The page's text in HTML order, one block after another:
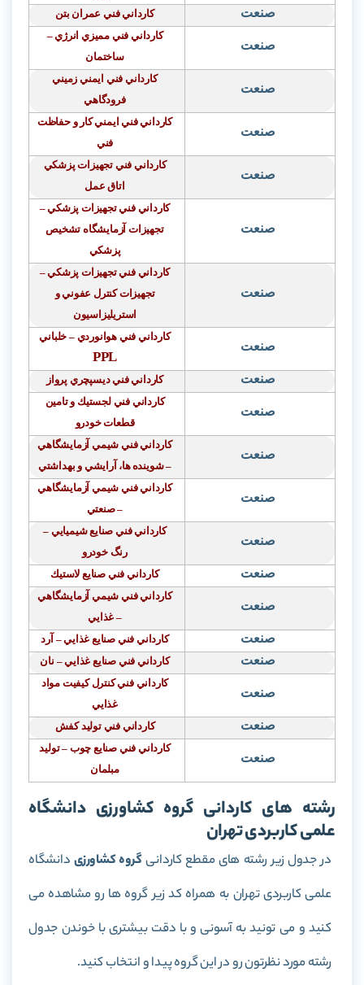
صنعت كارداني فني عمران بتن
صنعت
كارداني فني مميزي انرژي –
ساختمان
صنعت
كارداني فني ايمني زميني
فرودگاهي
صنعت
كارداني فني ايمني كار و حفاظت
فني
صنعت
كارداني فني تجهيزات پزشكي
اتاق عمل
صنعت
كارداني فني تجهيزات پزشكي –
تجهيزات آزمايشگاه تشخيص
پزشكي
صنعت
كارداني فني تجهيزات پزشكي –
تجهيزات كنترل عفوني و
استريليزاسيون
صنعت
كارداني فني هوانوردي– خلباني
PPL
صنعت كارداني فني ديسپچري پرواز
صنعت
كارداني فني لجستيك و تامين
قطعات خودرو
صنعت
كارداني فني شيمي آزمايشگاهي
–شويندهها، آرايشي و بهداشتي
صنعت
كارداني فني شيمي آزمايشگاهي
– صنعتي
صنعت
كارداني فني صنايع شيميايي –
رنگ خودرو
صنعت كارداني فني صنايع لاستيك
صنعت
كارداني فني شيمي آزمايشگاهي
– غذايي
صنعت كارداني فني صنايع غذايي – آرد
صنعت كارداني فني صنايع غذايي – نان
صنعت
كارداني فني كنترل كيفيت مواد
غذايي
صنعت كارداني فني توليد كفش
صنعت
كارداني فني صنايع چوب – توليد
مبلمان
رشته های کاردانی گروه کشاورزی دانشگاه
علمی کاربردی تهران
در جدول زیر رشته های مقطع کاردانیگروه کشاورزی دانشگاه
علمی کاربردی تهران به همراه کد زیر گروه ها رو مشاهده می
کنید و می تونید به آسونی و با دقت بیشتری با خوندن جدول
رشته مورد نظرتون رو در این گروه پیدا و انتخاب کنید.